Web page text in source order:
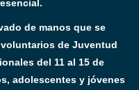
de manos que se
de Juventud
del 11 al 15 de
adolescentes y jóvenes